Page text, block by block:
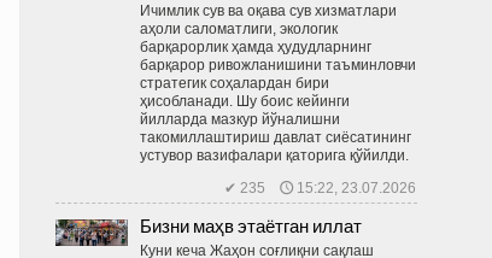
Ичимлик сув ва оқава сув хизматлари
аҳоли саломатлиги, экологик
барқарорлик ҳамда ҳудудларнинг
барқарор ривожланишини таъминловчи
стратегик соҳалардан бири
ҳисобланади. Шу боис кейинги
йилларда мазкур йўналишни
такомиллаштириш давлат сиёсатининг
устувор вазифалари қаторига қўйилди.
✔ 235 🕔 15:22, 23.07.2026
Бизни маҳв этаётган иллат
Куни кеча Жаҳон соғлиқни сақлаш